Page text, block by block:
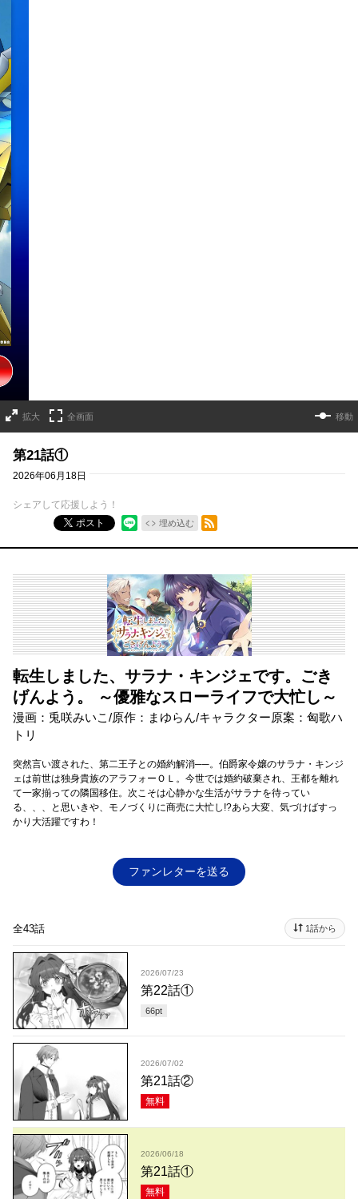
拡大 全画面 移動
第21話①
2026年06月18日
シェアして応援しよう！
ポスト
埋め込む
RSSフィード
転生しました、サラナ・キンジェです。ごき
げんよう。 ～優雅なスローライフで大忙し～
漫画：兎咲みいこ/原作：まゆらん/キャラクター原案：匈歌ハ
トリ
突然言い渡された、第二王子との婚約解消──。伯爵家令嬢のサラナ・キンジ
ェは前世は独身貴族のアラフォーＯＬ。今世では婚約破棄され、王都を離れ
て一家揃っての隣国移住。次こそは心静かな生活がサラナを待ってい
る、、、と思いきや、モノづくりに商売に大忙し!?あら大変、気づけばすっ
かり大活躍ですわ！
ファンレターを送る
全43話 1話から
2026/07/23
第22話①
66pt
2026/07/02
第21話②
無料
2026/06/18
第21話①
無料